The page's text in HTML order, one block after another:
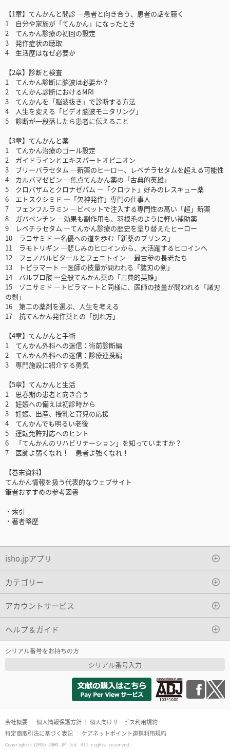
【1章】てんかんと問診 ―患者と向き合う、患者の話を聴く
1 自分や家族が「てんかん」になったとき
2 てんかん診療の初回の設定
3 発作症状の聴取
4 生活歴はなぜ必要か
【2章】診断と検査
1 てんかん診断に脳波は必要か？
2 てんかん診断におけるMRI
3 てんかんを「脳波抜き」で診断する方法
4 人生を変える「ビデオ脳波モニタリング」
5 診断が一段落したら患者に伝えること
【3章】てんかんと薬
1 てんかん治療のゴール設定
2 ガイドラインとエキスパートオピニオン
3 ブリーバラセタム ―新薬のヒーロー、レベチラセタムを超える可能性
4 カルバマゼピン ―焦点てんかん薬の「古典的英雄」
5 クロバザムとクロナゼパム ―「クロウト」好みのレスキュー薬
6 エトスクシミド ―「欠神発作」専門の仕事人
7 フェンフルラミン ―ピペットで注入する専門性の高い「超」新薬
8 ガバペンチン ―効果も副作用も、羽根毛のように軽い補助薬
9 レベチラセタム ―てんかん診療の歴史を塗り替えたヒーロー
10 ラコサミド ―名優への道を歩む「新薬のプリンス」
11 ラモトリギン ―悲しみのヒロインから、大活躍するヒロインへ
12 フェノバルビタールとフェニトイン ―最古参の長老たち
13 トピラマート ―医師の技量が問われる「諸刃の剣」
14 バルプロ酸 ―全般てんかん薬の「古典的英雄」
15 ゾニサミド ―トピラマートと同様に、医師の技量が問われる「諸刃
の剣」
16 第二の薬剤を選ぶ、人生を考える
17 抗てんかん発作薬との「別れ方」
【4章】てんかんと手術
1 てんかん外科への迷信：術前診断編
2 てんかん外科への迷信：診療連携編
3 専門施設に紹介する勇気
【5章】てんかんと生活
1 思春期の患者と向き合う
2 妊娠への備えは初診時から
3 妊娠、出産、授乳と育児の応援
4 てんかんでも明るい老後
5 運転免許対応へのヒント
6 「てんかんのリハビリテーション」を知っていますか？
7 医師よ弱くなれ！ 患者よ強くなれ！
【巻末資料】
てんかん情報を扱う代表的なウェブサイト
筆者おすすめの参考図書
・索引
・著者略歴
isho.jpアプリ
カテゴリー
アカウントサービス
ヘルプ＆ガイド
シリアル番号をお持ちの方
シリアル番号入力
会社概要 個人情報保護方針
個人向けサービス利用規約
特定商取引法に基づく表記
ケアネットポイント連携利用規約
Copyright(c)2016 ISHO-JP Ltd. All rights reserved.